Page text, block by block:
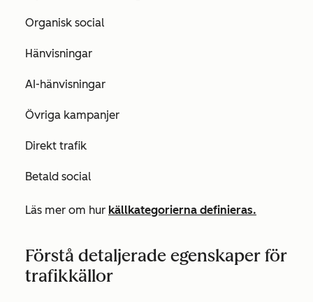
Organisk social
Hänvisningar
AI-hänvisningar
Övriga kampanjer
Direkt trafik
Betald social
Läs mer om hur källkategorierna definieras.
Förstå detaljerade egenskaper för
trafikkällor